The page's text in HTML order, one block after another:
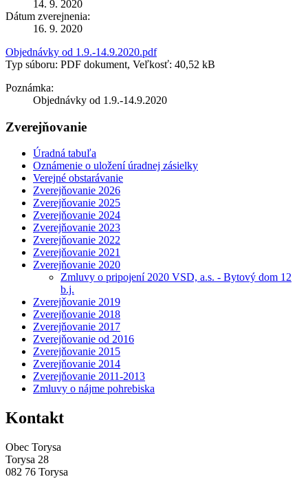
14. 9. 2020
Dátum zverejnenia:
16. 9. 2020
Objednávky od 1.9.-14.9.2020.pdf
Typ súboru: PDF dokument, Veľkosť: 40,52 kB
Poznámka:
Objednávky od 1.9.-14.9.2020
Zverejňovanie
Úradná tabuľa
Oznámenie o uložení úradnej zásielky
Verejné obstarávanie
Zverejňovanie 2026
Zverejňovanie 2025
Zverejňovanie 2024
Zverejňovanie 2023
Zverejňovanie 2022
Zverejňovanie 2021
Zverejňovanie 2020
Zmluvy o pripojení 2020 VSD, a.s. - Bytový dom 12
b.j.
Zverejňovanie 2019
Zverejňovanie 2018
Zverejňovanie 2017
Zverejňovanie od 2016
Zverejňovanie 2015
Zverejňovanie 2014
Zverejňovanie 2011-2013
Zmluvy o nájme pohrebiska
Kontakt
Obec Torysa
Torysa 28
082 76 Torysa